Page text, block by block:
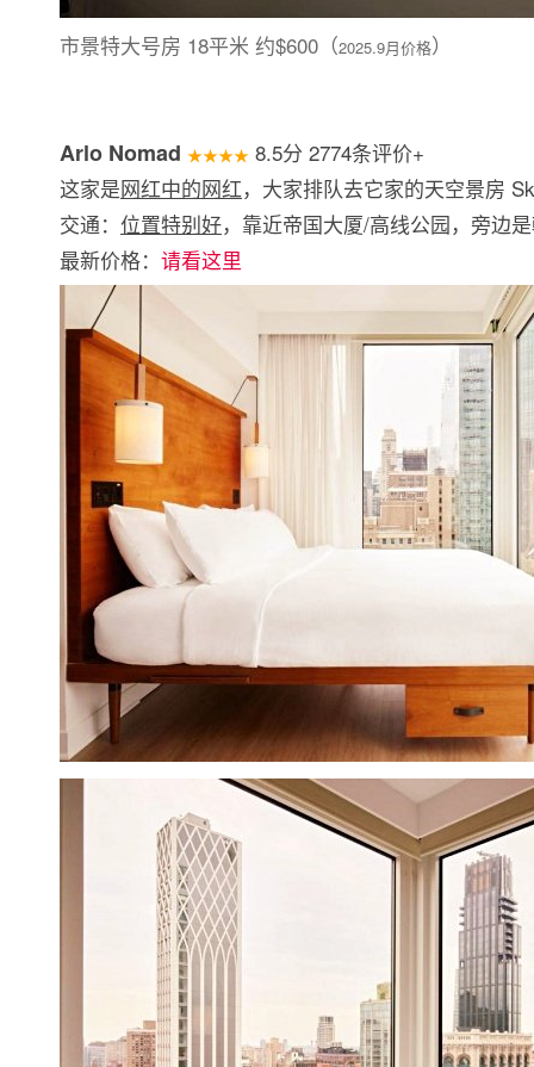
市景特大号房 18平米 约$600（2025.9月价格）
Arlo Nomad ★★★★ 8.5分 2774条评价+
这家是网红中的网红，大家排队去它家的天空景房
交通： 位置特别好，靠近帝国大厦/高线公园，旁边
最新价格： 请看这里